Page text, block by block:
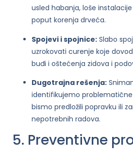
usled habanja, loše
poput korenja drveća.
Spojevi i spojnice: Slabo
uzrokovati curenje koje
buđi i oštećenja zidova i
Dugotrajna rešenja:
identifikujemo
bismo predložili popravku ili
nepotrebnih radova.
5. Preventivne